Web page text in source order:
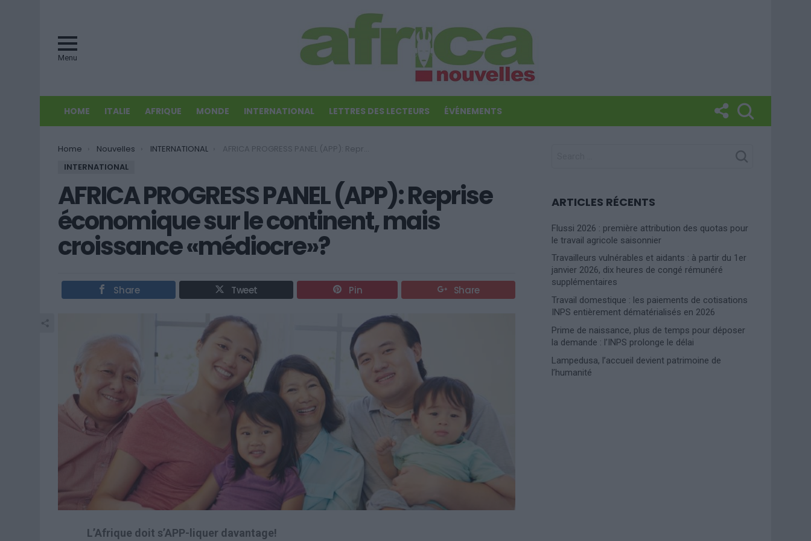
Menu
HOME ITALIE AFRIQUE MONDE INTERNATIONAL LETTRES DES LECTEURS ÉVÉNEMENTS
You are here:
Home Nouvelles INTERNATIONAL
AFRICA PROGRESS PANEL (APP): Reprise économique sur le continent, mais croissance «médiocre»?
INTERNATIONAL
AFRICA PROGRESS PANEL (APP): Reprise
économique sur le continent, mais
croissance «médiocre»?
Share Tweet Pin Share
L’Afrique doit s’APP-liquer davantage!
ARTICLES RÉCENTS
Flussi 2026 : première attribution des quotas pour
le travail agricole saisonnier
Travailleurs vulnérables et aidants : à partir du 1er
janvier 2026, dix heures de congé rémunéré
supplémentaires
Travail domestique : les paiements de cotisations
INPS entièrement dématérialisés en 2026
Prime de naissance, plus de temps pour déposer
la demande : l’INPS prolonge le délai
Lampedusa, l’accueil devient patrimoine de
l’humanité